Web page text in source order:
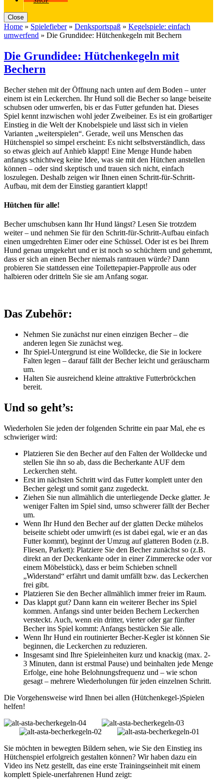
Close
Home » Spielefieber » Denksportspaß » Kegelspiele: einfach
umwerfend » Die Grundidee: Hütchenkegeln mit Bechern
Die Grundidee: Hütchenkegeln mit
Bechern
Becher stehen mit der Öffnung nach unten auf dem Boden – unter
einem ist ein Leckerchen. Ihr Hund soll die Becher so lange beiseite
schubsen oder umwerfen, bis er das Futter gefunden hat. Dieses
Spiel kennt inzwischen wohl jeder Zweibeiner. Es ist ein großartiger
Einstieg in die Welt der Knobelspiele und lässt sich in vielen
Varianten „weiterspielen“. Gerade, weil uns Menschen das
Hütchenspiel so simpel erscheint: Es nicht selbstverständlich, dass
so etwas gleich auf Anhieb klappt! Eine Menge Hunde haben
anfangs schichtweg keine Idee, was sie mit den Hütchen anstellen
können – oder sind skeptisch und trauen sich nicht, einfach
loszulegen. Deshalb zeigen wir Ihnen einen Schritt-für-Schritt-
Aufbau, mit dem der Einstieg garantiert klappt!
Hütchen für alle!
Becher umschubsen kann Ihr Hund längst? Lesen Sie trotzdem
weiter – und nehmen Sie für den Schritt-für-Schritt-Aufbau einfach
einen umgedrehten Eimer oder eine Schüssel. Oder ist es bei Ihrem
Hund genau umgekehrt und er ist noch so schüchtern und gehemmt,
dass er sich an einen Becher niemals rantrauen würde? Dann
probieren Sie stattdessen eine Toilettepapier-Papprolle aus oder
halbieren oder dritteln Sie sie am Anfang sogar.
Das Zubehör:
Nehmen Sie zunächst nur einen einzigen Becher – die
anderen legen Sie zunächst weg.
Ihr Spiel-Untergrund ist eine Wolldecke, die Sie in lockere
Falten legen – darauf fällt der Becher leicht und geräuscharm
um.
Halten Sie ausreichend kleine attraktive Futterbröckchen
bereit.
Und so geht’s:
Wiederholen Sie jeden der folgenden Schritte ein paar Mal, ehe es
schwieriger wird:
Platzieren Sie den Becher auf den Falten der Wolldecke und
stellen Sie ihn so ab, dass die Becherkante AUF dem
Leckerchen steht.
Erst im nächsten Schritt wird das Futter komplett unter den
Becher gelegt und somit ganz zugedeckt.
Ziehen Sie nun allmählich die unterliegende Decke glatter. Je
weniger Falten im Spiel sind, umso schwerer fällt der Becher
um.
Wenn Ihr Hund den Becher auf der glatten Decke mühelos
beiseite schiebt oder umwirft (es ist dabei egal, wie er an das
Futter kommt), beginnt der Umzug auf glatteren Boden (z.B.
Fliesen, Parkett): Platziere Sie den Becher zunächst so (z.B.
direkt an der Deckenkante oder in einer Zimmerecke oder vor
einem Möbelstück), dass er beim Schieben schnell
„Widerstand“ erfährt und damit umfällt bzw. das Leckerchen
frei gibt.
Platzieren Sie den Becher allmählich immer freier im Raum.
Das klappt gut? Dann kann ein weiterer Becher ins Spiel
kommen. Anfangs sind unter beiden Bechern Leckerchen
versteckt. Auch, wenn ein dritter, vierter oder gar fünfter
Becher ins Spiel kommt: Anfangs bestücken Sie alle.
Wenn Ihr Hund ein routinierter Becher-Kegler ist können Sie
beginnen, die Leckerchen zu reduzieren.
Insgesamt sind Ihre Spieleinheiten kurz und knackig (max. 2-
3 Minuten, dann ist erstmal Pause) und beinhalten jede Menge
Erfolge, eine hohe Belohnungsfrequenz und – wie schon
gesagt – mehrere Wiederholungen für jeden einzelnen Schritt.
Die Vorgehensweise wird Ihnen bei allen (Hütchenkegel-)Spielen
helfen!
Sie möchten in bewegten Bildern sehen, wie Sie den Einstieg ins
Hütchenspiel erfolgreich gestalten können? Wir haben dazu ein
Video ins Netz gestellt, das eine erste Trainingseinheit mit einem
komplett Spiele-unerfahrenen Hund zeigt: